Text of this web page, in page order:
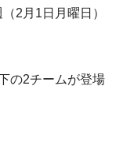
（2月1日月曜日）
の2チームが登場